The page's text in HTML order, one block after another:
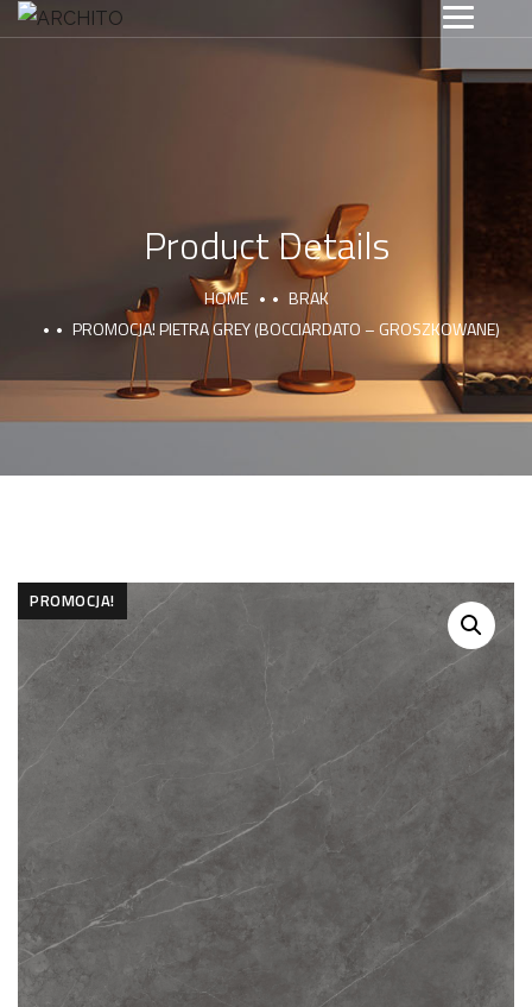
Product Details
HOME
BRAK
PROMOCJA! PIETRA GREY (BOCCIARDATO – GROSZKOWANE)
PROMOCJA!